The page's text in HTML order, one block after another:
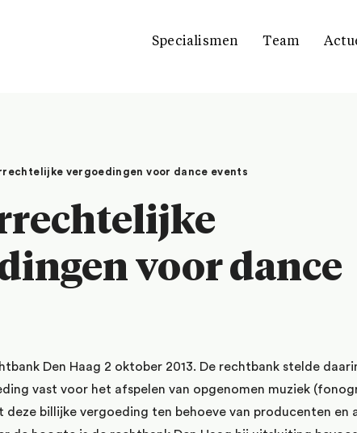
Specialismen Team
vergoedingen voor dance events
voor dance
Den Haag 2 oktober 2013. De rechtbank stelde
vast voor het afspelen van opgenomen muziek
deze billijke vergoeding ten behoeve van producenten en